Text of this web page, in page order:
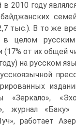
2010 году
тыс.). В то же
целом
от их общей
на русском
«Зеркало»,
журнал
работает